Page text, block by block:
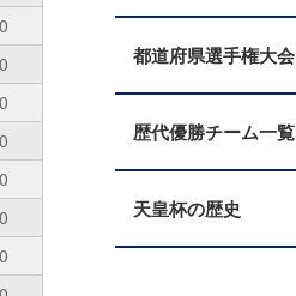
0
0
0
0
0
0
0
都道府県選手権大会
歴代優勝チーム一覧
天皇杯の歴史